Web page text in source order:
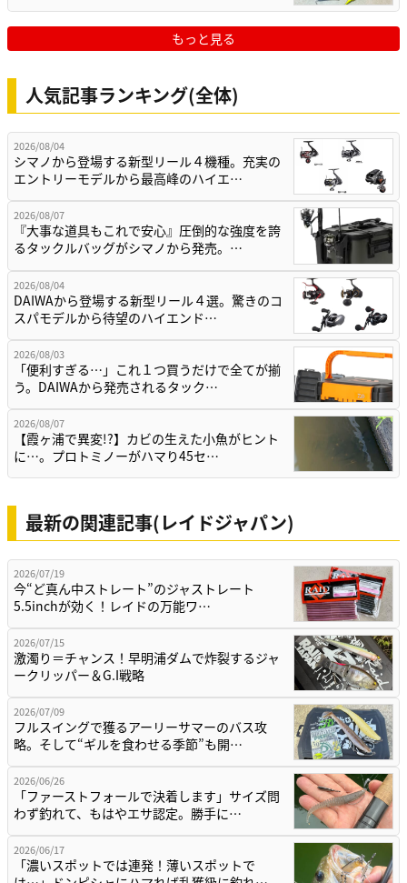
もっと見る
人気記事ランキング(全体)
2026/08/04
シマノから登場する新型リール４機種。充実の
エントリーモデルから最高峰のハイエ…
2026/08/07
『大事な道具もこれで安心』圧倒的な強度を誇
るタックルバッグがシマノから発売。…
2026/08/04
DAIWAから登場する新型リール４選。驚きのコ
スパモデルから待望のハイエンド…
2026/08/03
「便利すぎる…」これ１つ買うだけで全てが揃
う。DAIWAから発売されるタック…
2026/08/07
【霞ヶ浦で異変!?】カビの生えた小魚がヒント
に…。プロトミノーがハマり45セ…
最新の関連記事(レイドジャパン)
2026/07/19
今“ど真ん中ストレート”のジャストレート
5.5inchが効く！レイドの万能ワ…
2026/07/15
激濁り＝チャンス！早明浦ダムで炸裂するジャ
ークリッパー＆G.I戦略
2026/07/09
フルスイングで獲るアーリーサマーのバス攻
略。そして“ギルを食わせる季節”も開…
2026/06/26
「ファーストフォールで決着します」サイズ問
わず釣れて、もはやエサ認定。勝手に…
2026/06/17
「濃いスポットでは連発！薄いスポットで